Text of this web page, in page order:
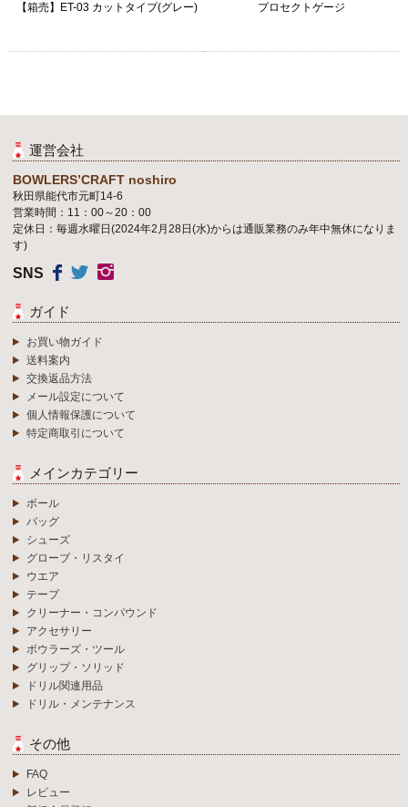
【箱売】ET-03 カットタイプ(グレー) プロセクトゲージ
運営会社
BOWLERS’CRAFT noshiro
秋田県能代市元町14-6
営業時間：11：00～20：00
定休日：毎週水曜日(2024年2月28日(水)からは通販業務のみ年中無休になりま
す)
SNS
ガイド
お買い物ガイド
送料案内
交換返品方法
メール設定について
個人情報保護について
特定商取引について
メインカテゴリー
ボール
バッグ
シューズ
グローブ・リスタイ
ウエア
テープ
クリーナー・コンパウンド
アクセサリー
ボウラーズ・ツール
グリップ・ソリッド
ドリル関連用品
ドリル・メンテナンス
その他
FAQ
レビュー